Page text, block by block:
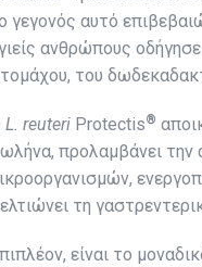
γεγονός αυτό
ανθρώπους
του
L. reuteri Protectis®
προλαμβάνει την
τη
είναι το